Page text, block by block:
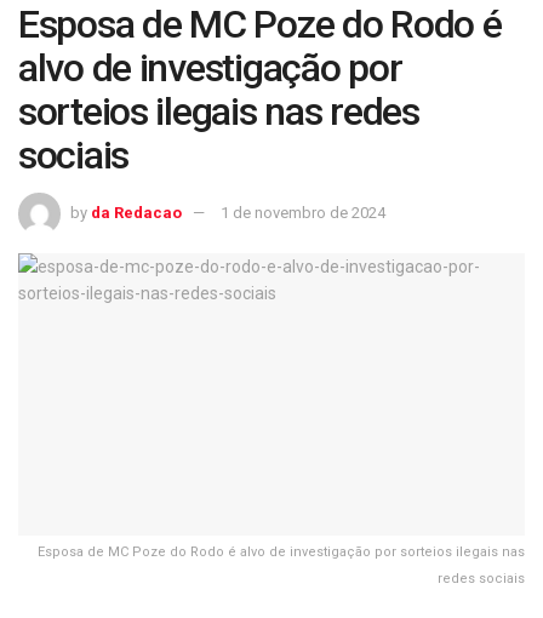
Esposa de MC Poze do Rodo é
alvo de investigação por
sorteios ilegais nas redes
sociais
by da Redacao 1 de novembro de 2024
Esposa de MC Poze do Rodo é alvo de investigação por sorteios ilegais nas
redes sociais